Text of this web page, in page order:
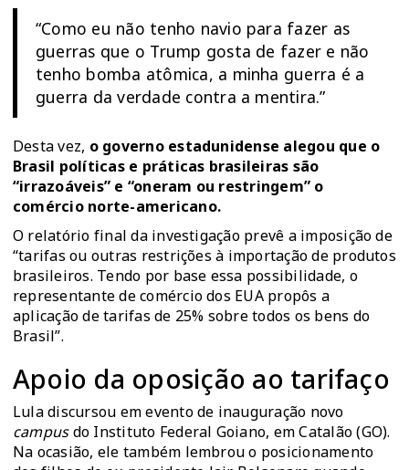
“Como eu não tenho navio para fazer as
guerras que o Trump gosta de fazer e não
tenho bomba atômica, a minha guerra é a
guerra da verdade contra a mentira.”
Desta vez, o governo estadunidense alegou que o
Brasil políticas e práticas brasileiras são
“irrazoáveis” e “oneram ou restringem” o
comércio norte-americano.
O relatório final da investigaçãoprevê a imposição de
“tarifas ou outras restrições à importação de produtos
brasileiros. Tendo por base essa possibilidade, o
representante de comércio dos EUA propôs a
aplicação de tarifas de 25% sobre todos os bens do
Brasil”.
Apoio da oposição ao tarifaço
Lula discursou em evento de inauguração novo
campusdo Instituto Federal Goiano, em Catalão (GO).
Na ocasião, ele também lembrou o posicionamento